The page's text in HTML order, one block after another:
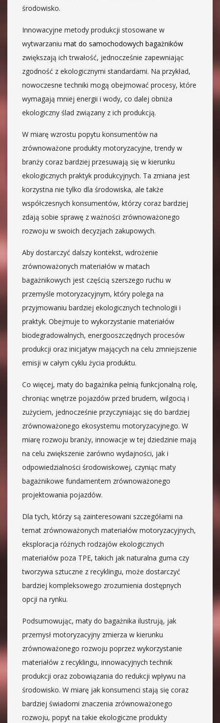
środowisko.
Innowacyjne metody produkcji stosowane w
wytwarzaniu mat do samochodowych bagażników
zwiększają ich trwałość, jednocześnie zapewniając
zgodność z ekologicznymi standardami. Na przykład,
nowoczesne techniki mogą obejmować procesy, które
wymagają mniej energii i wody, co dalej obniża
ekologiczny ślad związany z ich produkcją.
W miarę wzrostu popytu konsumentów na
zrównoważone produkty motoryzacyjne, trendy w
branży coraz bardziej przesuwają się w kierunku
ekologicznych praktyk produkcyjnych. Ta zmiana jest
korzystna nie tylko dla środowiska, ale także
współczesnych konsumentów, którzy coraz bardziej
zdają sobie sprawę z ważności zrównoważonego
rozwoju w swoich decyzjach zakupowych.
Aby dostarczyć dalszy kontekst, wdrożenie
zrównoważonych materiałów w matach
bagażnikowych jest częścią szerszego ruchu w
przemyśle motoryzacyjnym, który polega na
przyjmowaniu bardziej ekologicznych technologii i
praktyk. Obejmuje to wykorzystanie materiałów
biodegradowalnych, energooszczędnych procesów
produkcji oraz inicjatyw mających na celu zmniejszenie
emisji w całym cyklu życia produktu.
Co więcej, maty do bagażnika pełnią funkcjonalną rolę,
chroniąc wnętrze pojazdów przed brudem, wilgocią i
zużyciem, jednocześnie przyczyniając się do bardziej
zrównoważonego ekosystemu motoryzacyjnego. W
miarę rozwoju branży, innowacje w tej dziedzinie mają
na celu zwiększenie zarówno wydajności, jak i
odpowiedzialności środowiskowej, czyniąc maty
bagażnikowe fundamentem zrównoważonego
projektowania pojazdów.
Dla tych, którzy są zainteresowani szczegółami na
temat zrównoważonych materiałów motoryzacyjnych,
eksploracja różnych rodzajów ekologicznych
materiałów poza TPE, takich jak naturalna guma czy
tworzywa sztuczne z recyklingu, może dostarczyć
bardziej kompleksowego zrozumienia dostępnych
opcji na rynku.
Podsumowując, maty do bagażnika ilustrują, jak
przemysł motoryzacyjny zmierza w kierunku
zrównoważonego rozwoju poprzez wykorzystanie
materiałów z recyklingu, innowacyjnych technik
produkcji oraz zobowiązania do redukcji wpływu na
środowisko. W miarę jak konsumenci stają się coraz
bardziej świadomi znaczenia zrównoważonego
rozwoju, popyt na takie ekologiczne produkty